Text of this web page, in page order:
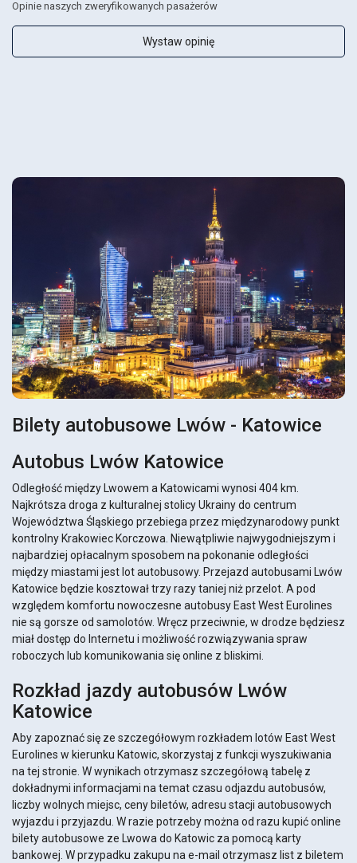
Opinie naszych zweryfikowanych pasażerów
Wystaw opinię
Bilety autobusowe Lwów - Katowice
Autobus Lwów Katowice
Odległość między Lwowem a Katowicami wynosi 404 km.
Najkrótsza droga z kulturalnej stolicy Ukrainy do centrum
Województwa Śląskiego przebiega przez międzynarodowy punkt
kontrolny Krakowiec Korczowa. Niewątpliwie najwygodniejszym i
najbardziej opłacalnym sposobem na pokonanie odległości
między miastami jest lot autobusowy. Przejazd autobusami Lwów
Katowice będzie kosztował trzy razy taniej niż przelot. A pod
względem komfortu nowoczesne autobusy East West Eurolines
nie są gorsze od samolotów. Wręcz przeciwnie, w drodze będziesz
miał dostęp do Internetu i możliwość rozwiązywania spraw
roboczych lub komunikowania się online z bliskimi.
Rozkład jazdy autobusów Lwów
Katowice
Aby zapoznać się ze szczegółowym rozkładem lotów East West
Eurolines w kierunku Katowic, skorzystaj z funkcji wyszukiwania
na tej stronie. W wynikach otrzymasz szczegółową tabelę z
dokładnymi informacjami na temat czasu odjazdu autobusów,
liczby wolnych miejsc, ceny biletów, adresu stacji autobusowych
wyjazdu i przyjazdu. W razie potrzeby można od razu kupić online
bilety autobusowe ze Lwowa do Katowic za pomocą karty
bankowej. W przypadku zakupu na e-mail otrzymasz list z biletem